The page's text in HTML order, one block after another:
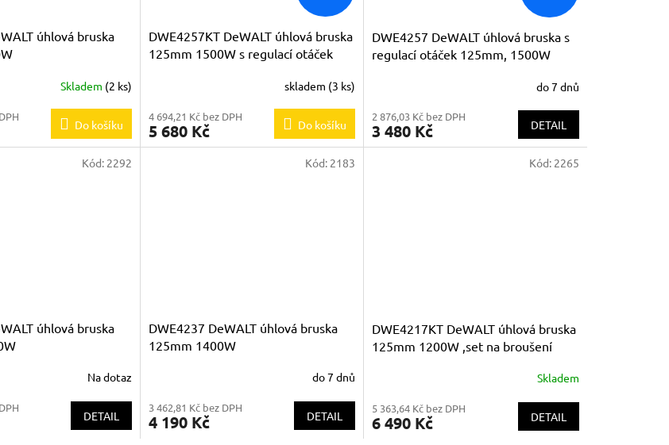
úhlová bruska
Skladem (2 ks)
Do košíku
DWE4257KT DeWALT úhlová bruska
125mm 1500W s regulací otáček
skladem (3 ks)
4 694,21 Kč bez DPH
5 680 Kč Do košíku
DWE4257 DeWALT úhlová bruska s
regulací otáček 125mm, 1500W
do 7 dnů
2 876,03 Kč bez DPH
3 480 Kč DETAIL
úhlová bruska
Na dotaz
DETAIL
Kód: 2292
DWE4237 DeWALT úhlová bruska
125mm 1400W
do 7 dnů
3 462,81 Kč bez DPH
4 190 Kč DETAIL
Kód: 2183
DWE4217KT DeWALT úhlová bruska
125mm 1200W ,set na broušení
Skladem
5 363,64 Kč bez DPH
6 490 Kč DETAIL
Kód: 2265